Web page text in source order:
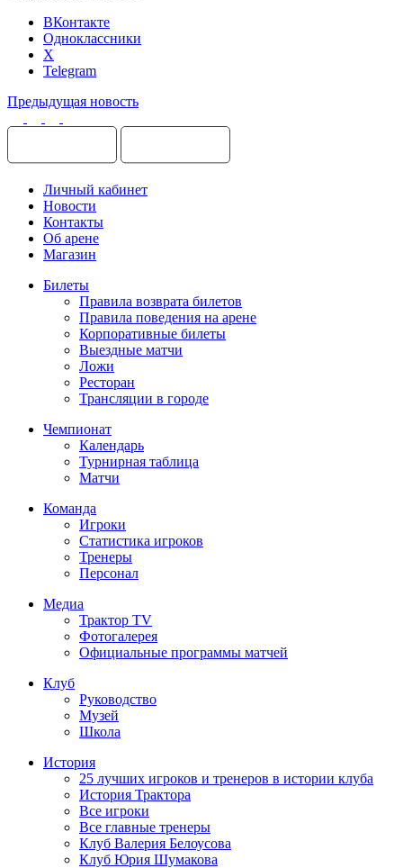
ВКонтакте
Одноклассники
X
Telegram
Предыдущая новость
Личный кабинет
Новости
Контакты
Об арене
Магазин
Билеты
Правила возврата билетов
Правила поведения на арене
Корпоративные билеты
Выездные матчи
Ложи
Ресторан
Трансляции в городе
Чемпионат
Календарь
Турнирная таблица
Матчи
Команда
Игроки
Статистика игроков
Тренеры
Персонал
Медиа
Трактор TV
Фотогалерея
Официальные программы матчей
Клуб
Руководство
Музей
Школа
История
25 лучших игроков и тренеров в истории клуба
История Трактора
Все игроки
Все главные тренеры
Клуб Валерия Белоусова
Клуб Юрия Шумакова